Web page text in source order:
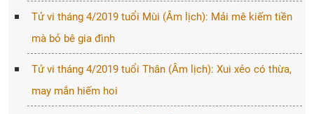
Tử vi tháng 4/2019 tuổi Mùi (Âm lịch): Mải mê kiếm tiền
mà bỏ bê gia đình
Tử vi tháng 4/2019 tuổi Thân (Âm lịch): Xui xẻo có thừa,
may mắn hiếm hoi